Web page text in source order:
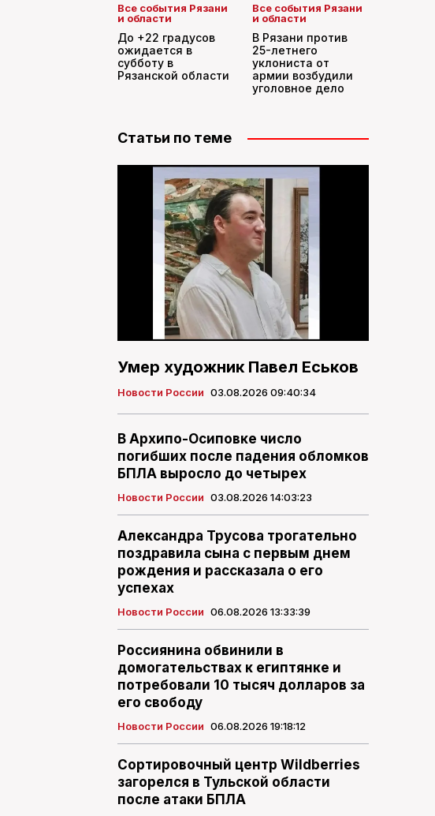
Все события Рязани
и области
До +22 градусов
ожидается в
субботу в
Рязанской области
Все события Рязани
и области
В Рязани против
25-летнего
уклониста от
армии возбудили
уголовное дело
Статьи по теме
Умер художник Павел Еськов
Новости России 03.08.2026 09:40:34
В Архипо-Осиповке число
погибших после падения обломков
БПЛА выросло до четырех
Новости России 03.08.2026 14:03:23
Александра Трусова трогательно
поздравила сына с первым днем
рождения и рассказала о его
успехах
Новости России 06.08.2026 13:33:39
Россиянина обвинили в
домогательствах к египтянке и
потребовали 10 тысяч долларов за
его свободу
Новости России 06.08.2026 19:18:12
Сортировочный центр Wildberries
загорелся в Тульской области
после атаки БПЛА